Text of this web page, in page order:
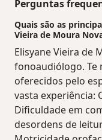
Perguntas
Quais são as
Vieira de Moura
Elisyane Vieira de
fonoaudiólogo. Te
oferecidos pelo
vasta experiência:
Dificuldade em
desordens de